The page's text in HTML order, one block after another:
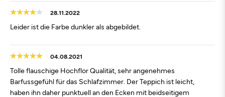
28.11.2022
Leider ist die Farbe dunkler als abgebildet.
04.08.2021
Tolle flauschige Hochflor Qualität, sehr angenehmes
Barfussgefühl für das Schlafzimmer. Der Teppich ist leicht,
haben ihn daher punktuell an den Ecken mit beidseitigem